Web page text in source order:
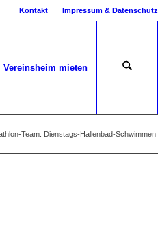
Kontakt Impressum & Datenschutz
Vereinsheim mieten
Team: Dienstags-Hallenbad-Schwimmen